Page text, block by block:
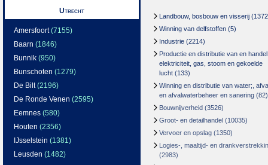
Utrecht
Amersfoort(7155)
Baarn (1846)
Bunnik (950)
Bunschoten (1279)
De Bilt(2196)
De Ronde Venen (2595)
Eemnes (580)
Houten (2356)
IJsselstein (1381)
Leusden (1482)
Landbouw, bosbouw en visserij
Winning van delfstoffen (5)
Industrie (2214)
Productie en distributie van en
elektriciteit, gas, stoom en gekoelde
lucht (133)
Winning en distributie van water;,
en afvalwaterbeheer en sanering (82)
Bouwnijverheid (3526)
Groot- en detailhandel (10035)
Vervoer en opslag (1350)
Logies-, maaltijd- en
(2983)